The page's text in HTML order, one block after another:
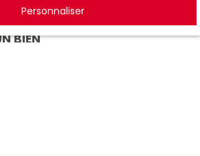
BIEN
Personnaliser